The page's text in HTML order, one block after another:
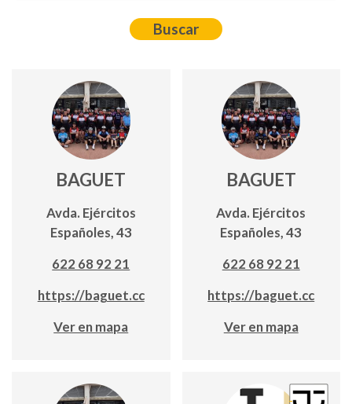
BAGUET
Avda. Ejércitos
Españoles, 43
622 68 92 21
https://baguet.cc
Ver en mapa
BAGUET
Avda. Ejércitos
Españoles, 43
622 68 92 21
https://baguet.cc
Ver en mapa